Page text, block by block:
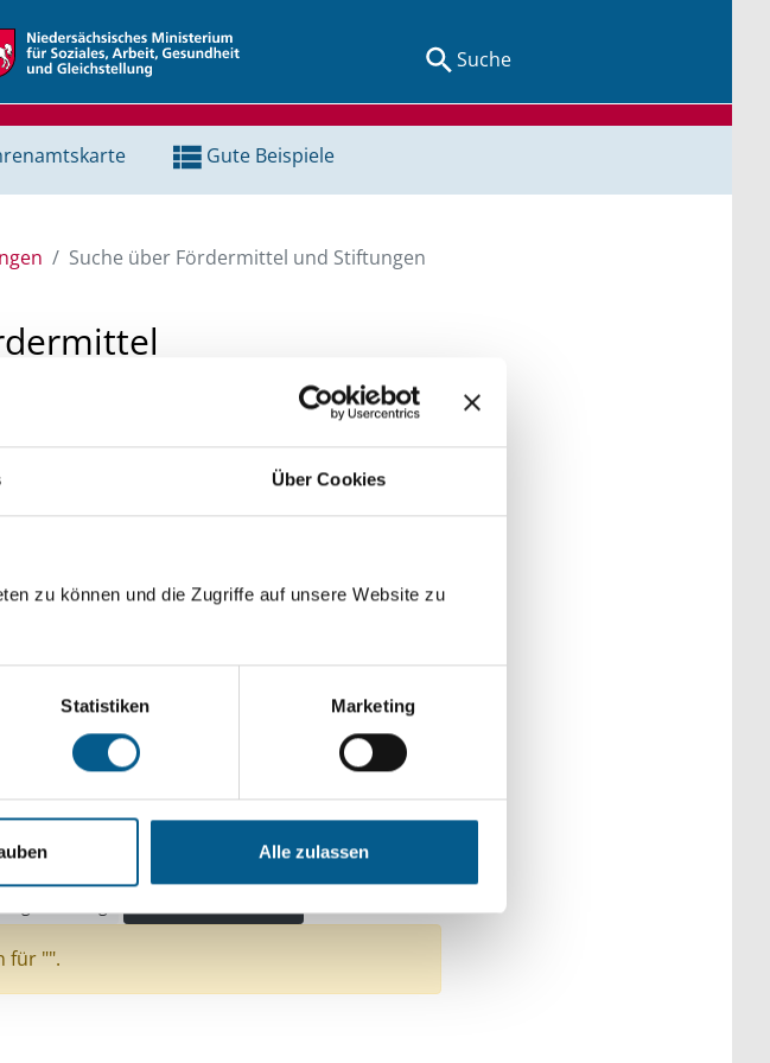
Über Cookies
zu können und die Zugriffe auf unsere Website zu
Statistiken Marketing
Alle zulassen
Suche
Gute Beispiele
Suche über Fördermittel und Stiftungen
ein Vorhaben? Hier können Sie direkt über
Bei der Suche bitte die Groß- und
Wahl von Bereichen oder Kategorien
Suchen
Themen: Natur- & Umweltschutz
Erziehung
Themen: Ländliche Entwicklung
für "".